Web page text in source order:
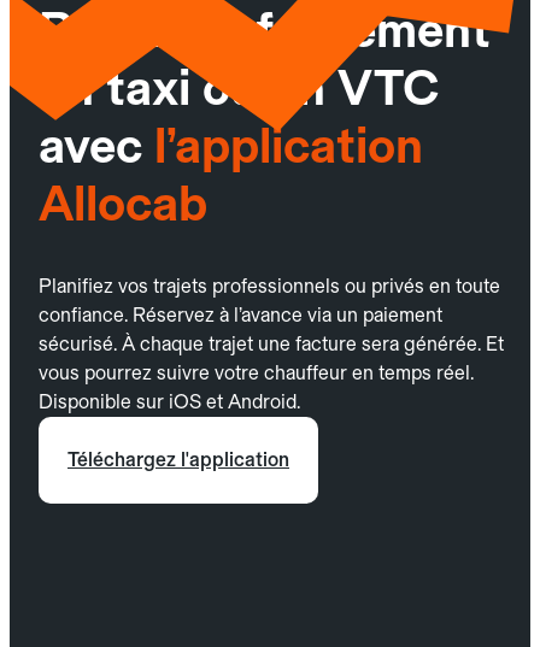
Réservez facilement
un taxi ou un VTC
avec l’application
Allocab
Planifiez vos trajets professionnels ou privés en toute
confiance. Réservez à l’avance via un paiement
sécurisé. À chaque trajet une facture sera générée. Et
vous pourrez suivre votre chauffeur en temps réel.
Disponible sur iOS et Android.
Téléchargez l'application